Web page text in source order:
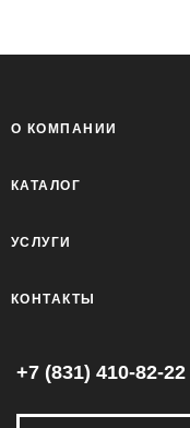
О КОМПАНИИ
КАТАЛОГ
УСЛУГИ
КОНТАКТЫ
+7 (831) 410-82-22